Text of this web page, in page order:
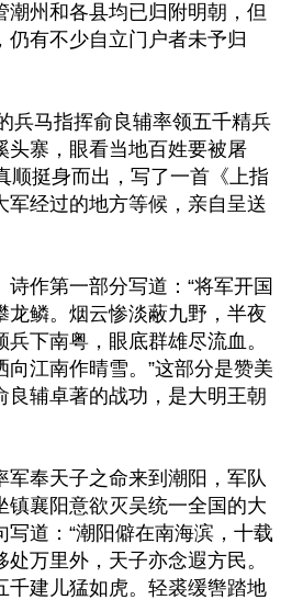
潮州和各县均已归附明朝，但
仍有不少自立门户者未予归
兵马指挥俞良辅率领五千精兵
头寨，眼看当地百姓要被屠
顺挺身而出，写了一首《上指
军经过的地方等候，亲自呈送
作第一部分写道：“将军开国
龙鳞。烟云惨淡蔽九野，半夜
下南粤，眼底群雄尽流血。
向江南作晴雪。”这部分是赞美
良辅卓著的战功，是大明王朝
军奉天子之命来到潮阳，军队
镇襄阳意欲灭吴统一全国的大
写道：“潮阳僻在南海滨，十载
万里外，天子亦念遐方民。
千建儿猛如虎。轻裘缓辔踏地